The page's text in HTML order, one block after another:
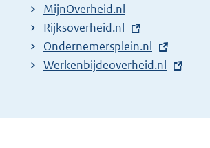
l
i
n
k
MijnOverheid.nl
E
x
t
n
Rijksoverheid.nl
E
x
r
Ondernemersplein.nl
E
e
Werkenbijdeoverheid.nl